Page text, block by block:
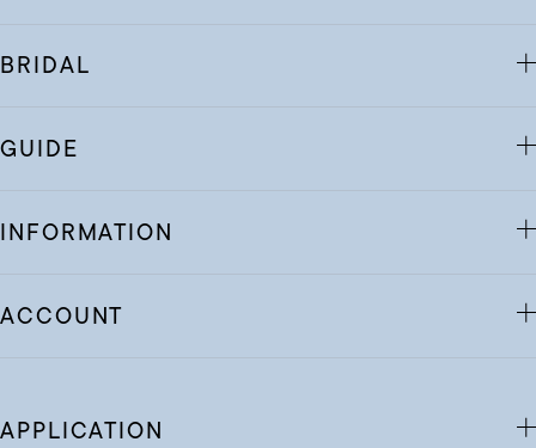
BRIDAL
GUIDE
INFORMATION
ACCOUNT
APPLICATION